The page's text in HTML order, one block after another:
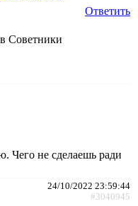
Ответить
Советники
Чего не сделаешь ради
24/10/2022 23:59:44
#3040945